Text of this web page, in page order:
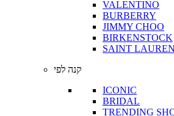
VALENTINO
BURBERRY
JIMMY CHOO
BIRKENSTOCK
SAINT
קנה לפי
ICONIC
BRIDAL
TRENDING